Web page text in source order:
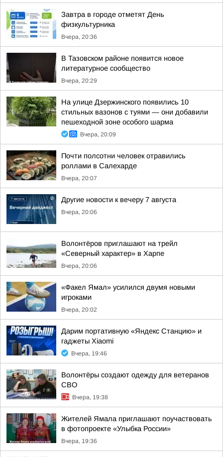
Завтра в городе отметят День
физкультурника
Вчера, 20:36
В Тазовском районе появится новое
литературное сообщество
Вчера, 20:29
На улице Дзержинского появились 10
стильных вазонов с туями — они добавили
пешеходной зоне особого шарма
Вчера, 20:09
Почти полсотни человек отравились
роллами в Салехарде
Вчера, 20:07
Другие новости к вечеру 7 августа
Вчера, 20:06
Волонтёров приглашают на трейл
«Северный характер» в Харпе
Вчера, 20:06
«Факел Ямал» усилился двумя новыми
игроками
Вчера, 20:02
Дарим портативную «Яндекс Станцию» и
гаджеты Xiaomi
Вчера, 19:46
Волонтёры создают одежду для ветеранов
СВО
Вчера, 19:38
Жителей Ямала приглашают поучаствовать
в фотопроекте «Улыбка России»
Вчера, 19:36